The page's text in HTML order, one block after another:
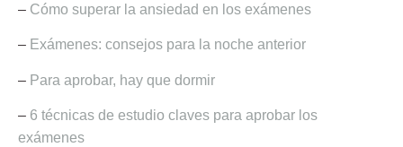
– Cómo superar la ansiedad en los exámenes
– Exámenes: consejos para la noche anterior
– Para aprobar, hay que dormir
– 6 técnicas de estudio claves para aprobar los
exámenes